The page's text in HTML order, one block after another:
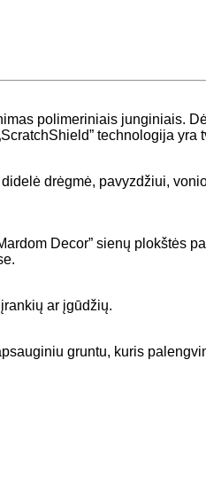
polimeriniais junginiais.
technologija
drėgmė, pavyzdžiui,
Decor” sienų plokštės
ar įgūdžių.
gruntu, kuris